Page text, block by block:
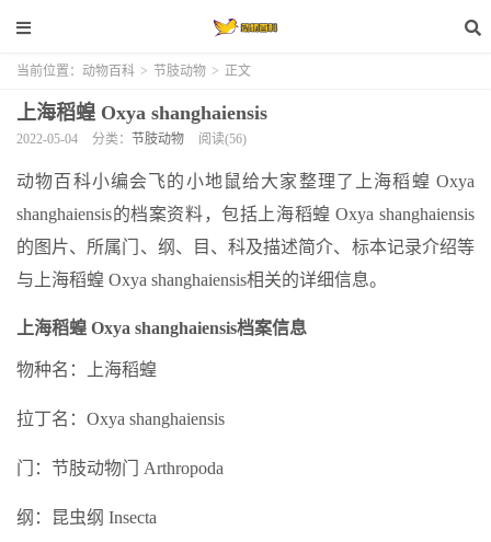
当前位置： 动物百科 > 节肢动物 > 正文
上海稻蝗 Oxya shanghaiensis
2022-05-04 分类： 节肢动物 阅读(56)
动物百科小编会飞的小地鼠给大家整理了上海稻蝗 Oxya
shanghaiensis的档案资料，包括上海稻蝗 Oxya shanghaiensis
的图片、所属门、纲、目、科及描述简介、标本记录介绍等
与上海稻蝗 Oxya shanghaiensis相关的详细信息。
上海稻蝗 Oxya shanghaiensis档案信息
物种名：上海稻蝗
拉丁名：Oxya shanghaiensis
门：节肢动物门 Arthropoda
纲：昆虫纲 Insecta